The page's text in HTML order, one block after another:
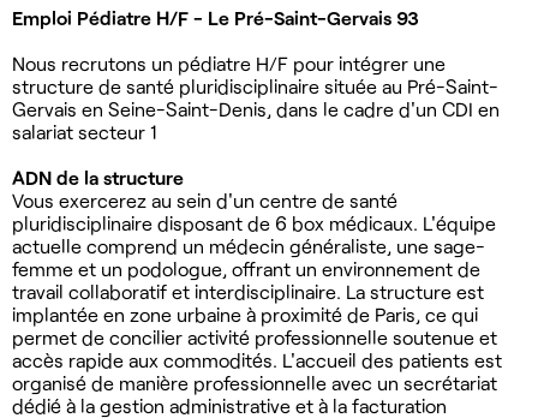
Emploi Pédiatre H/F - Le Pré-Saint-Gervais 93
Nous recrutons un pédiatre H/F pour intégrer une
structure de santé pluridisciplinaire située au Pré-Saint-
Gervais en Seine-Saint-Denis, dans le cadre d'un CDI en
salariat secteur 1
ADN de la structure
Vous exercerez au sein d'un centre de santé
pluridisciplinaire disposant de 6 box médicaux. L'équipe
actuelle comprend un médecin généraliste, une sage-
femme et un podologue, offrant un environnement de
travail collaboratif et interdisciplinaire. La structure est
implantée en zone urbaine à proximité de Paris, ce qui
permet de concilier activité professionnelle soutenue et
accès rapide aux commodités. L'accueil des patients est
organisé de manière professionnelle avec un secrétariat
dédié à la gestion administrative et à la facturation